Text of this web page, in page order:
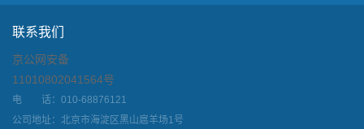
联系我们
京公网安备
11010802041564号
电 话：010-68876121
公司地址：北京市海淀区黑山扈羊场1号